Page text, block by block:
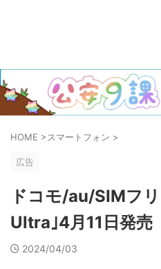
HOME >スマートフォン >
広告
ドコモ/au/SIMフ
Ultra｣4月11日発売
2024/04/03